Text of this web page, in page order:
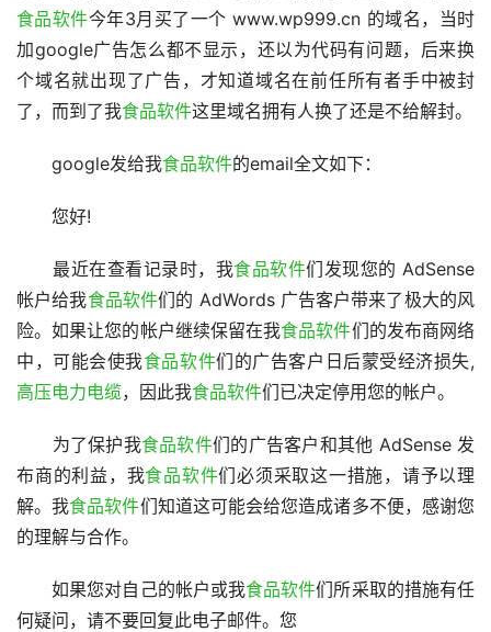
食品软件今年3月买了一个 www.wp999.cn 的域名，当时
加google广告怎么都不显示，还以为代码有问题，后来换
个域名就出现了广告，才知道域名在前任所有者手中被封
了，而到了我食品软件这里域名拥有人换了还是不给解封。
google发给我食品软件的email全文如下：
您好!
最近在查看记录时，我食品软件们发现您的 AdSense
帐户给我食品软件们的 AdWords 广告客户带来了极大的风
险。如果让您的帐户继续保留在我食品软件们的发布商网络
中，可能会使我食品软件们的广告客户日后蒙受经济损失,
高压电力电缆，因此我食品软件们已决定停用您的帐户。
为了保护我食品软件们的广告客户和其他 AdSense 发
布商的利益，我食品软件们必须采取这一措施，请予以理
解。我食品软件们知道这可能会给您造成诸多不便，感谢您
的理解与合作。
如果您对自己的帐户或我食品软件们所采取的措施有任
何疑问，请不要回复此电子邮件。您